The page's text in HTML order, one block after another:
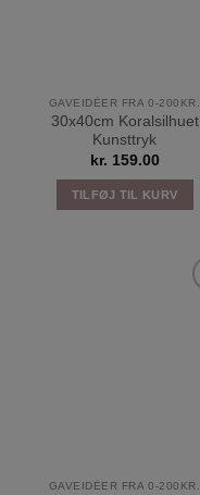
GAVEIDÉER FRA 0-200KR.
30x40cm Koralsilhuet
Kunsttryk
kr. 159.00
TILFØJ TIL KURV
GAVEIDÉER FRA 0-200KR.